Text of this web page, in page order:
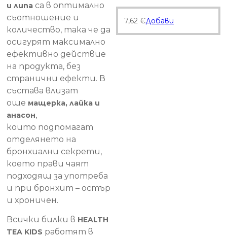
и липа са в оптимално
съотношение и
количество, така че да
осигурят максимално
ефективно действие
на продукта, без
странични ефекти. В
състава влизат
още мащерка, лайка и
анасон,
които подпомагат
отделянето на
бронхиални секрети,
което прави чаят
подходящ за употреба
и при бронхит – остър
и хроничен.
Всички билки в HEALTH
TEA KIDS работят в
7,62 €Добави